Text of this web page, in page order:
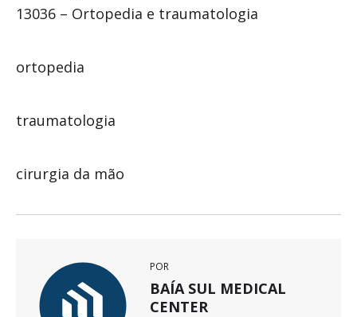
13036 – Ortopedia e traumatologia
ortopedia
traumatologia
cirurgia da mão
POR
BAÍA SUL MEDICAL
CENTER